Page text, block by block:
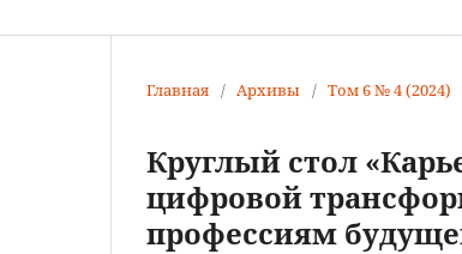
Главная / Архивы / Том 6 № 4 (2024)
Круглый стол
цифровой
профессиям